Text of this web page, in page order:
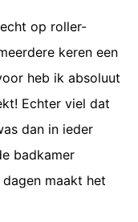
op roller-
keren een
heb ik absoluut
Echter viel dat
dan in ieder
badkamer
maakt het